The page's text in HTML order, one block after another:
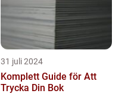
31 juli 2024
Komplett Guide för Att
Trycka Din Bok